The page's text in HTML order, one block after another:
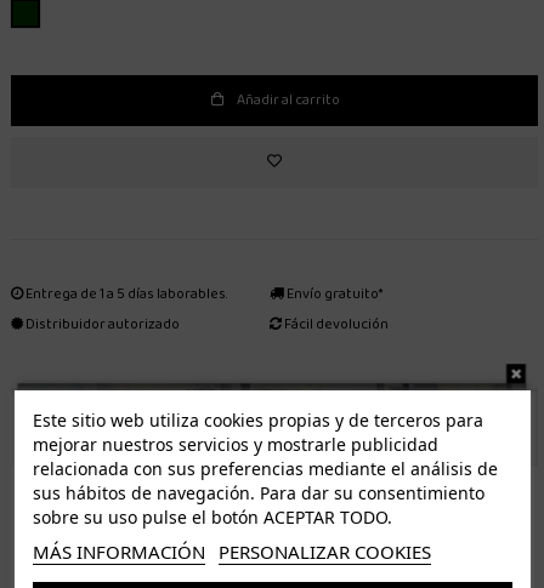
Añadir al carrito
Entrega de 1 a 5 días laborables.
Distribuidor autorizado
Envío gratuito*
Fácil devolución
ENVÍO GRATUITO *
ISLAS CANARIAS
Tenerife 3.50€. Gratis a partir de 50€
Resto de islas 5€. Gratis a partir de 50€
Este sitio web utiliza cookies propias y de terceros para
mejorar nuestros servicios y mostrarle publicidad
relacionada con sus preferencias mediante el análisis de
sus hábitos de navegación. Para dar su consentimiento
sobre su uso pulse el botón ACEPTAR TODO.
MÁS INFORMACIÓN PERSONALIZAR COOKIES